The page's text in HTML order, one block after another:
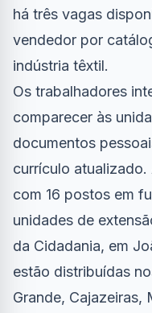
há três vagas
vendedor por
indústria têxtil.
Os trabalhadores
comparecer às
documentos
currículo
com 16 postos em
unidades de
da Cidadania, em
estão distribuídas
Grande, Cajazeiras,